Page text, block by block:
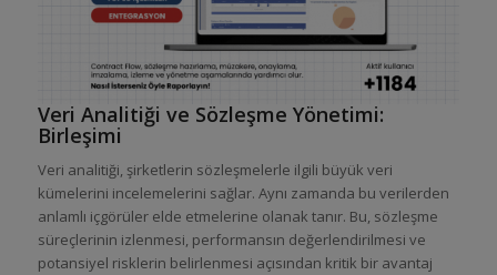
Veri Analitiği ve Sözleşme Yönetimi:
Birleşimi
Veri analitiği, şirketlerin sözleşmelerle ilgili büyük veri
kümelerini incelemelerini sağlar. Aynı zamanda bu verilerden
anlamlı içgörüler elde etmelerine olanak tanır. Bu, sözleşme
süreçlerinin izlenmesi, performansın değerlendirilmesi ve
potansiyel risklerin belirlenmesi açısından kritik bir avantaj